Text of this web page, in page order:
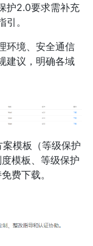
护2.0要求需补充
。
环境、安全通信
建议，明确各域
模板（等级保护
模板、等级保护
费下载。